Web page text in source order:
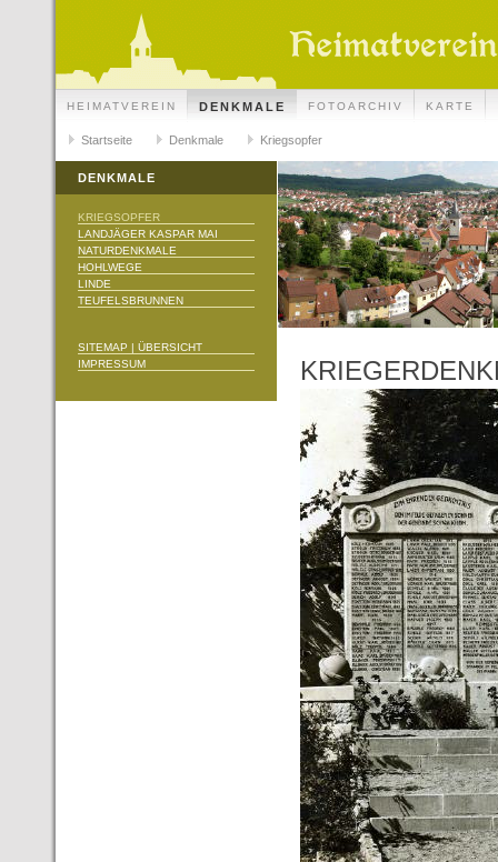
HEIMATVEREIN DENKMALE FOTOARCHIV KARTE
Startseite Denkmale Kriegsopfer
DENKMALE
KRIEGSOPFER
LANDJÄGER KASPAR MAI
NATURDENKMALE
HOHLWEGE
LINDE
TEUFELSBRUNNEN
SITEMAP | ÜBERSICHT
IMPRESSUM